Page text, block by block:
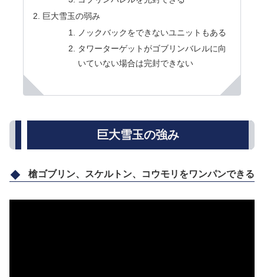
巨大雪玉の弱み
ノックバックをできないユニットもある
タワーターゲットがゴブリンバレルに向
いていない場合は完封できない
巨大雪玉の強み
槍ゴブリン、スケルトン、コウモリをワンパンできる